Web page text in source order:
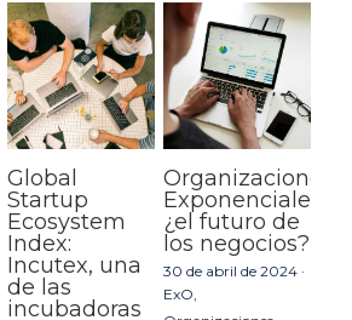
Global
Startup
Ecosystem
Index:
Incutex, una
de las
incubadoras
Organizaciones
Exponenciales:
¿el futuro de
los negocios?
30 de abril de 2024 ·
ExO,